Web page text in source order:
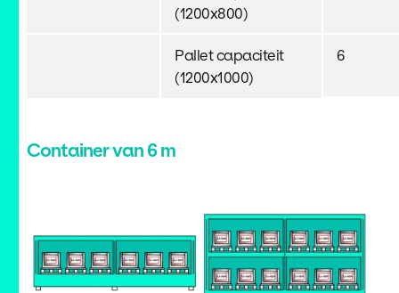
(1200x800)
Pallet capaciteit
(1200x1000)
6
Container van 6 m